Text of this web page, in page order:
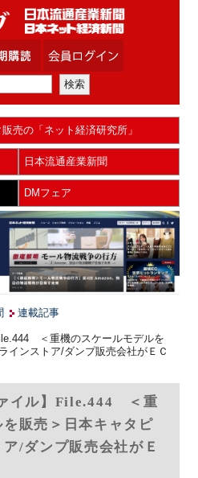
売の「ネット経済研究所」
日本流通産業新聞
DMフェア
連載記事
＜重機のスケールモデルを
インストア/ダンプ販売会社がＥＣ
イル】File.444 ＜重
販売＞日本キャタピ
/ダンプ販売会社がＥ